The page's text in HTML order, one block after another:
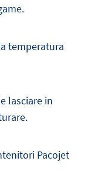
temperatura
lasciare in
Pacojet